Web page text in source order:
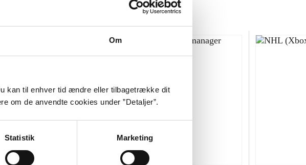
Om
kan til enhver tid ændre eller tilbagetrække dit
om de anvendte cookies under ”Detaljer”.
Statistik Marketing